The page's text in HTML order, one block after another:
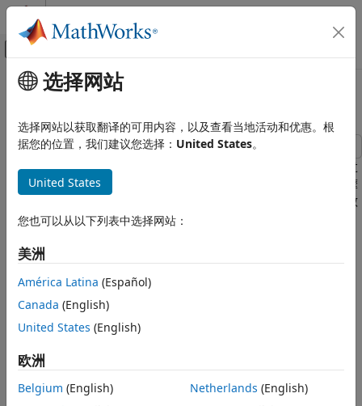
跳到内容
画布外导航菜单切换
文档主页
Simscape
机械模型
本页内容
模型
来自 Simscape 记录的仿真结果
主要内容
具有粘滑运动的机械旋转系统
该模型显示了一个具有粘滑摩擦的机械旋转系统。一个惯性体通过
弹簧和阻尼器连接到一个固定点。惯性体由速度源通过一个粘滑摩
擦元件驱动。由于摩擦元件的起动摩擦和库仑摩擦存在差异，导致
惯性体出现粘滑运动。
模型
选择网站
选择网站以获取翻译的可用内容，以及查看当地活动和优惠。根
据您的位置，我们建议您选择： United States。
United States
您也可以从以下列表中选择网站：
美洲
América Latina (Español)
Canada (English)
United States (English)
欧洲
Belgium (English)
Netherlands (English)